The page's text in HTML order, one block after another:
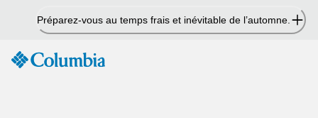
Préparez-vous au temps frais et inévitable de l’automne.